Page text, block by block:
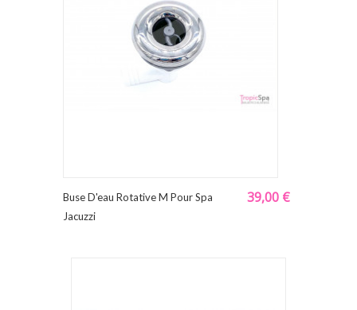
Buse D'eau Rotative M Pour Spa
Jacuzzi
39,00 €